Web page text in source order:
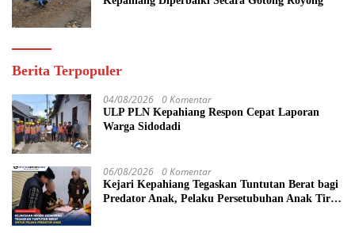
Berita Terpopuler
04/08/2026 0 Komentar
ULP PLN Kepahiang Respon Cepat Laporan
Warga Sidodadi
06/08/2026 0 Komentar
Kejari Kepahiang Tegaskan Tuntutan Berat bagi
Predator Anak, Pelaku Persetubuhan Anak Tiri